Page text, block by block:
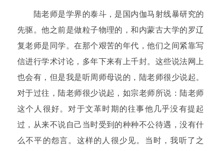
陆老师是学界的泰斗，是国内伽马射线暴研究的
先驱。他之前是做粒子物理的，和内蒙古大学的罗辽
复老师是同学。在那个艰苦的年代，他们之间紧靠写
信进行学术讨论，多年下来有上千封。这些说法网上
也会有，但是我是听周师母说的，陆老师很少说起。
对于过往，陆老师很少说起，如宗老师所说：陆老师
这个人很好。对于文革时期的往事他几乎没有提起
过，从来不说自己当时受到的种种不公待遇，没有什
么不平的怨言。这样的人很少见。当时，我听了之